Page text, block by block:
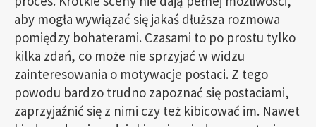
aby mogła wywiązać się jakaś dłuższa rozmowa
pomiędzy bohaterami. Czasami to po prostu tylko
kilka zdań, co może nie sprzyjać w widzu
zainteresowania o motywacje postaci. Z tego
powodu bardzo trudno zapoznać się postaciami,
zaprzyjaźnić się z nimi czy też kibicować im. Nawet